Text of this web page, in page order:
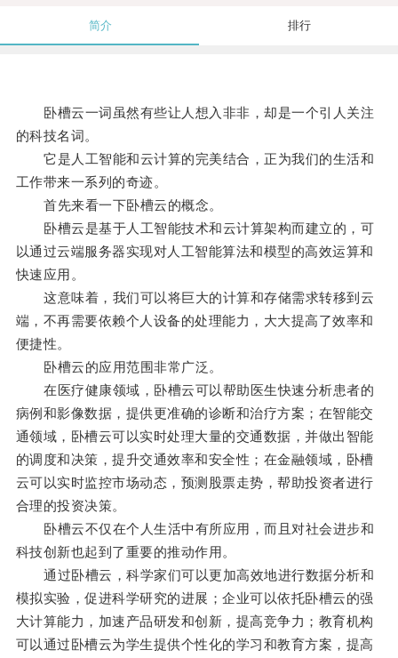
简介 排行
卧槽云一词虽然有些让人想入非非，却是一个引人关注
的科技名词。
它是人工智能和云计算的完美结合，正为我们的生活和
工作带来一系列的奇迹。
首先来看一下卧槽云的概念。
卧槽云是基于人工智能技术和云计算架构而建立的，可
以通过云端服务器实现对人工智能算法和模型的高效运算和
快速应用。
这意味着，我们可以将巨大的计算和存储需求转移到云
端，不再需要依赖个人设备的处理能力，大大提高了效率和
便捷性。
卧槽云的应用范围非常广泛。
在医疗健康领域，卧槽云可以帮助医生快速分析患者的
病例和影像数据，提供更准确的诊断和治疗方案；在智能交
通领域，卧槽云可以实时处理大量的交通数据，并做出智能
的调度和决策，提升交通效率和安全性；在金融领域，卧槽
云可以实时监控市场动态，预测股票走势，帮助投资者进行
合理的投资决策。
卧槽云不仅在个人生活中有所应用，而且对社会进步和
科技创新也起到了重要的推动作用。
通过卧槽云，科学家们可以更加高效地进行数据分析和
模拟实验，促进科学研究的进展；企业可以依托卧槽云的强
大计算能力，加速产品研发和创新，提高竞争力；教育机构
可以通过卧槽云为学生提供个性化的学习和教育方案，提高